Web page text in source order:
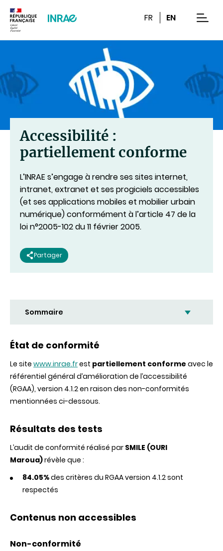
FR EN
Accessibilité :
partiellement conforme
L’INRAE s’engage à rendre ses sites internet,
intranet, extranet et ses progiciels accessibles
(et ses applications mobiles et mobilier urbain
numérique) conformément à l’article 47 de la
loi n°2005-102 du 11 février 2005.
Partager
Sommaire
État de conformité
Le site www.inrae.frest partiellement conforme avec le
référentiel général d’amélioration de l’accessibilité
(RGAA), version 4.1.2 en raison des non-conformités
mentionnées ci-dessous.
Résultats des tests
L’audit de conformité réalisé par SMILE (OURI
Maroua)révèle que :
84.05%des critères du RGAA version 4.1.2 sont
respectés
Contenus non accessibles
Non-conformité